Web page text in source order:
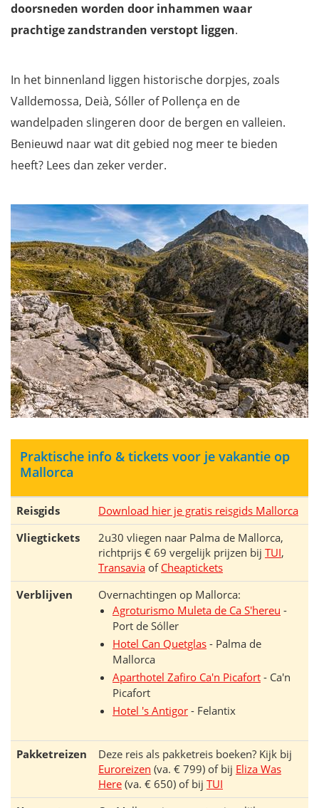
doorsneden worden door inhammen waar
prachtige zandstranden verstopt liggen.
In het binnenland liggen historische dorpjes, zoals
Valldemossa, Deià, Sóller of Pollença en de
wandelpaden slingeren door de bergen en valleien.
Benieuwd naar wat dit gebied nog meer te bieden
heeft? Lees dan zeker verder.
Praktische info & tickets voor je vakantie op
Mallorca
Reisgids
Download hier je gratis reisgids Mallorca
Vliegtickets
2u30 vliegen naar Palma de Mallorca,
richtprijs € 69 vergelijk prijzen bij TUI,
Transavia of Cheaptickets
Verblijven
Overnachtingen op Mallorca:
Agroturismo Muleta de Ca S'hereu -
Port de Sóller
Hotel Can Quetglas - Palma de
Mallorca
Aparthotel Zafiro Ca'n Picafort - Ca'n
Picafort
Hotel 's Antigor - Felantix
Pakketreizen
Deze reis als pakketreis boeken? Kijk bij
Euroreizen (va. € 799) of bij Eliza Was
Here (va. € 650) of bij TUI